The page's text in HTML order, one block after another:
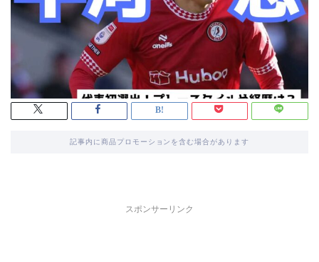
記事内に商品プロモーションを含む場合があります
スポンサーリンク